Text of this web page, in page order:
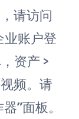
请访问
业账户登
资产 >
频。请
”面板。